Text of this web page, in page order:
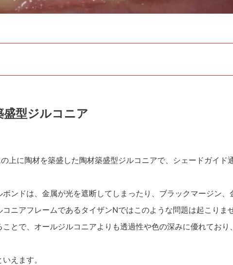
型ジルコニア
上に陶材を築盛した陶材築盛型ジルコニアで、シェードガイド
ンドは、金属が光を遮断してしまったり、ブラックマージン、
ニアフレームであるタイザンNではこのような問題は起こりませ
とで、オールジルコニアよりも透過性や色の深みに優れてお
えます。